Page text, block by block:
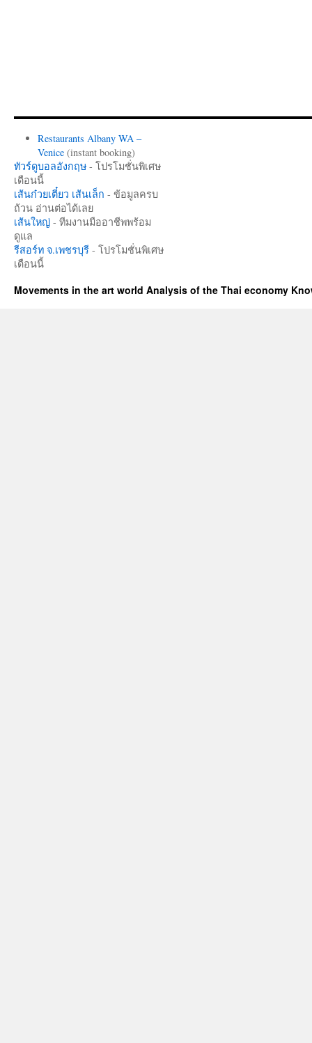
Restaurants Albany WA –
Venice(instant booking)
ทัวร์ดูบอลอังกฤษ - โปรโมชั่นพิเศษ
เดือนนี้
เส้นก๋วยเตี๋ยว เส้นเล็ก - ข้อมูลครบ
ถ้วน อ่านต่อได้เลย
เส้นใหญ่ - ทีมงานมืออาชีพพร้อม
ดูแล
รีสอร์ท จ.เพชรบุรี - โปรโมชั่นพิเศษ
เดือนนี้
Movements in the art world Analysis of the Thai economy